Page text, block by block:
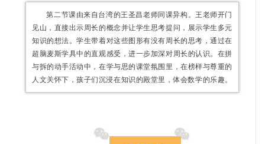
第二节课由来自台湾的王圣昌老师同课异构。王老师开门
见山，直接出示周长的概念并让学生思考提问，展示学生多元
知识的想法。学生带着对这些图形有没有周长的思考，通过在
超脑麦斯学具中的直观感受，进一步加深对周长的认识。在拼
与拆的动手活动中，在学与思的课堂氛围里，在榜样与尊重的
人文关怀下，孩子们沉浸在知识的殿堂里，体会数学的乐趣。